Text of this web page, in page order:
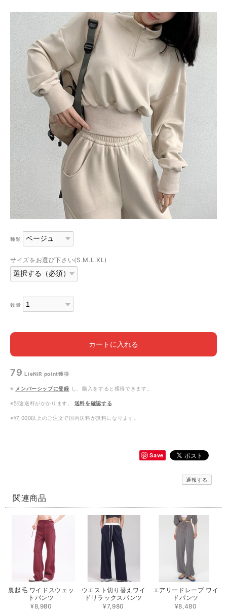
種類
サイズをお選び下さい(S.M.L.XL)
数量
カートに入れる
79 LieNiR point獲得
※ メンバーシップに登録 し、購入をすると獲得できます。
※別途送料がかかります。 送料を確認する
※¥7,000以上のご注文で国内送料が無料になります。
Save
通報する
関連商品
裏起毛 ワイドスウェッ
トパンツ
¥8,980
ウエスト切り替えワイ
ドリラックスパンツ
¥7,980
エアリードレープ ワイ
ドパンツ
¥8,480